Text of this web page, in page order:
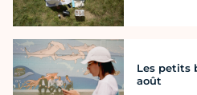
Les petits
août